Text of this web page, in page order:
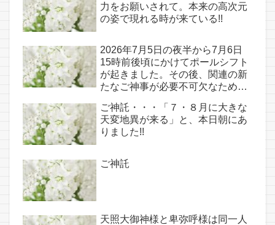
力をお願いされて。本来の高次元
の姿で現れる時が来ている!!
2026年7月5日の夜半から7月6日
15時前後頃にかけてポールシフト
が起きました。その後、関連の新
たなご神事が必要不可欠なため、
点であり古代太陽信仰の中心点で
もある伊弉諾宮、他3ヵ所へのご
神託あり！！
ご神託・・・「７・８月に大きな
天変地異が来る」と、本日朝にあ
りました!!
ご神託
天照大御神様と卑弥呼様は同一人